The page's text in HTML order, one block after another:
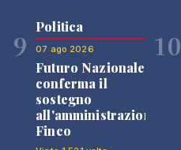
9
Politica
07 ago 2026
Futuro Nazionale
conferma il
sostegno
all'amministrazione
Finco
10